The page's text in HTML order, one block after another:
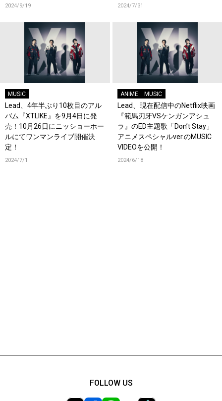
2024/9/19 2024/7/31
MUSIC
Lead、4年半ぶり10枚目のアル
バム『XTLIKE』を9月4日に発
売！10月26日にニッショーホー
ルにてワンマンライブ開催決
定！
2024/7/1
ANIME MUSIC
Lead、現在配信中のNetflix映画
『範馬刃牙VSケンガンアシュ
ラ』のED主題歌「Don’t Stay」
アニメスペシャルver.のMUSIC
VIDEOを公開！
2024/6/18
FOLLOW US